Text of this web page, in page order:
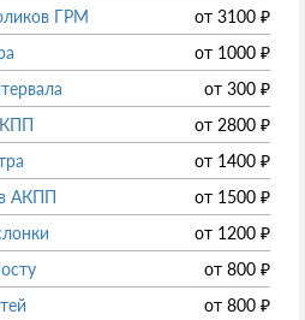
ГРМ
от 3100 ₽
от 1000 ₽
от 300 ₽
от 2800 ₽
от 1400 ₽
АКПП
от 1500 ₽
от 1200 ₽
от 800 ₽
от 800 ₽